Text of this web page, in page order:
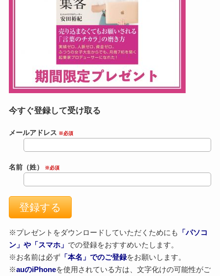
今すぐ登録して受け取る
メールアドレス ※必須
名前（姓） ※必須
※プレゼントをダウンロードしていただくためにも
「パソコ
ン」や「スマホ」 での登録をおすすめいたします。
※お名前は必ず「本名」でのご登録をお願いします。
※auのiPhoneを使用されている方は、文字化けの可能性がご